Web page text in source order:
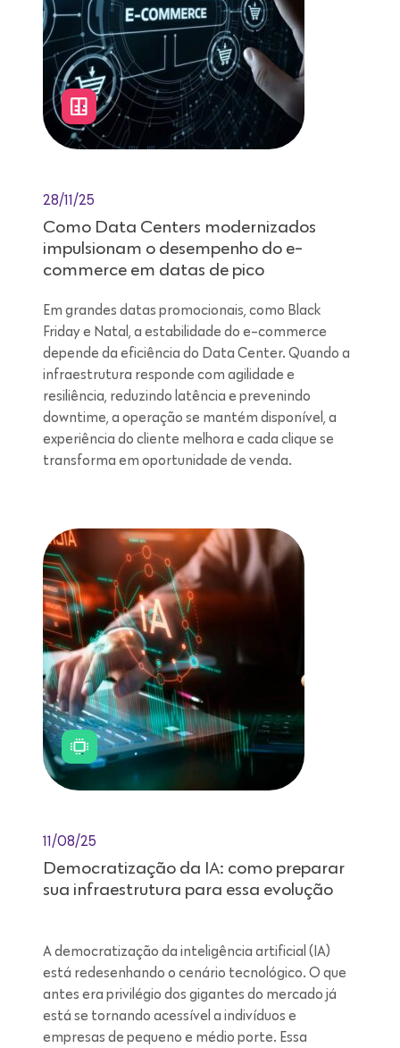
28/11/25
Como Data Centers modernizados
impulsionam o desempenho do e-
commerce em datas de pico
Em grandes datas promocionais, como Black
Friday e Natal, a estabilidade do e-commerce
depende da eficiência do Data Center. Quando a
infraestrutura responde com agilidade e
resiliência, reduzindo latência e prevenindo
downtime, a operação se mantém disponível, a
experiência do cliente melhora e cada clique se
transforma em oportunidade de venda.
11/08/25
Democratização da IA: como preparar
sua infraestrutura para essa evolução
A democratização da inteligência artificial (IA)
está redesenhando o cenário tecnológico. O que
antes era privilégio dos gigantes do mercado já
está se tornando acessível a indivíduos e
empresas de pequeno e médio porte. Essa